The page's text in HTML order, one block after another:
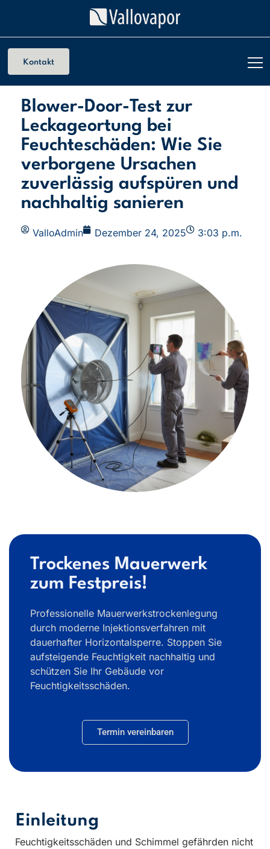
Kontakt
Blower-Door-Test zur
Leckageortung bei
Feuchteschäden: Wie Sie
verborgene Ursachen
zuverlässig aufspüren und
nachhaltig sanieren
ValloAdmin Dezember 24, 2025 3:03 p.m.
Trockenes Mauerwerk
zum Festpreis!
Professionelle Mauerwerkstrockenlegung
durch moderne Injektionsverfahren mit
dauerhafter Horizontalsperre. Stoppen Sie
aufsteigende Feuchtigkeit nachhaltig und
schützen Sie Ihr Gebäude vor
Feuchtigkeitsschäden.
Termin vereinbaren
Einleitung
Feuchtigkeitsschäden und Schimmel gefährden nicht